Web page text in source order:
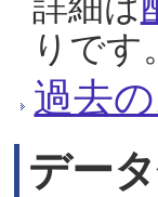
りです
過去
デー